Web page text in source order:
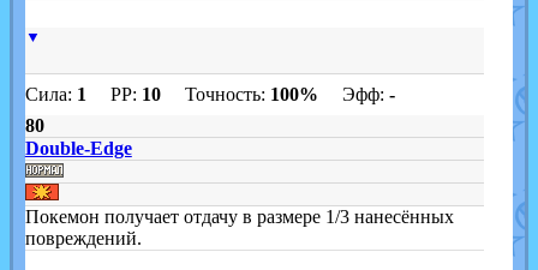
▼
Сила: 1 PP: 10Точность: 100% Эфф: -
80
Double-Edge
Покемон получает отдачу в размере 1/3 нанесённых
повреждений.